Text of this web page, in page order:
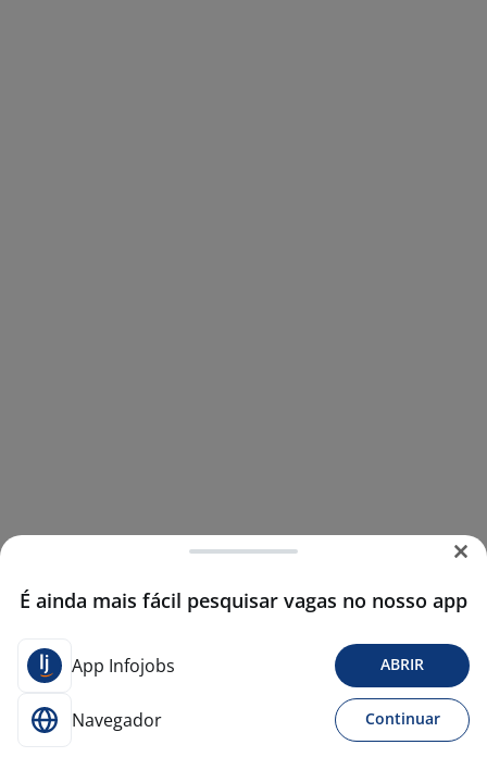
É ainda mais fácil pesquisar vagas no nosso app
App Infojobs ABRIR
Navegador Continuar